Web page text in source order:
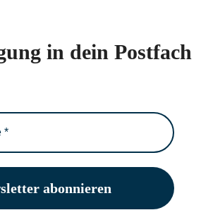
in dein Postfach